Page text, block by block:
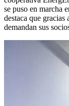
se puso en marcha
destaca que
demandan sus